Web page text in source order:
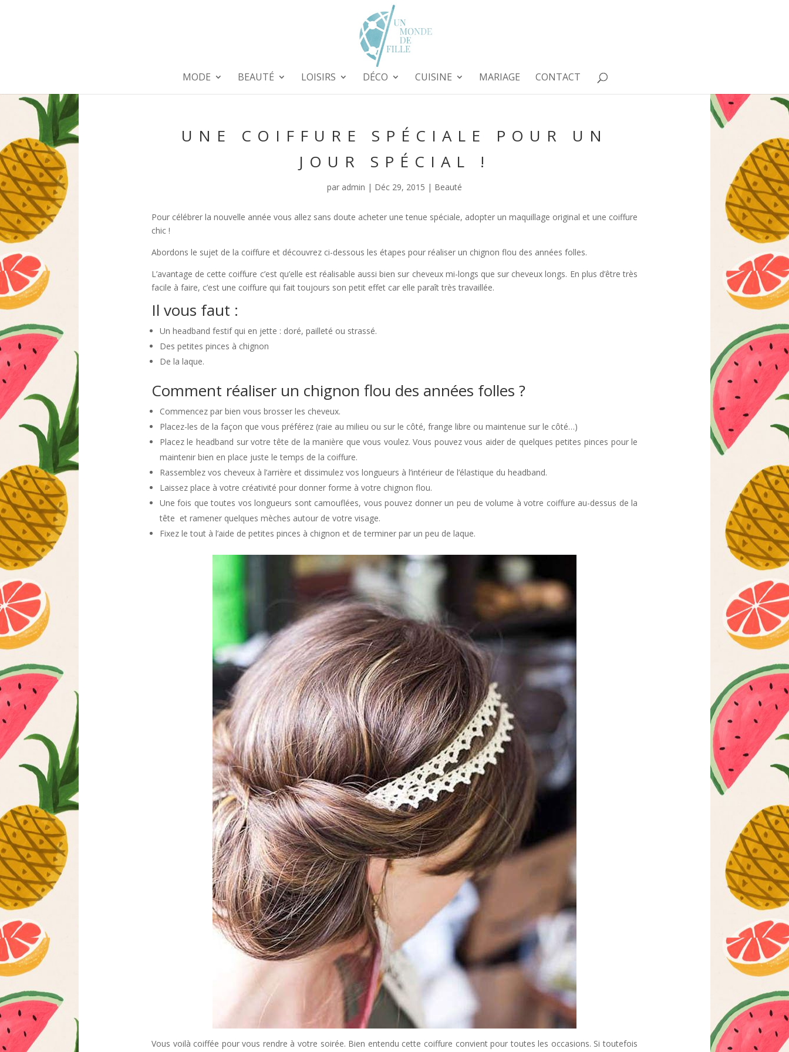
MODE BEAUTÉ LOISIRS DÉCO CUISINE MARIAGE CONTACT
UNE COIFFURE SPÉCIALE POUR UN
JOUR SPÉCIAL !
par admin | Déc 29, 2015 | Beauté
Pour célébrer la nouvelle année vous allez sans doute acheter une tenue spéciale, adopter un maquillage original et une coiffure
chic !
Abordons le sujet de la coiffure et découvrez ci-dessous les étapes pour réaliser un chignon flou des années folles.
L’avantage de cette coiffure c’est qu’elle est réalisable aussi bien sur cheveux mi-longs que sur cheveux longs. En plus d’être très
facile à faire, c’est une coiffure qui fait toujours son petit effet car elle paraît très travaillée.
Il vous faut :
Un headband festif qui en jette : doré, pailleté ou strassé.
Des petites pinces à chignon
De la laque.
Comment réaliser un chignon flou des années folles ?
Commencez par bien vous brosser les cheveux.
Placez-les de la façon que vous préférez (raie au milieu ou sur le côté, frange libre ou maintenue sur le côté…)
Placez le headband sur votre tête de la manière que vous voulez. Vous pouvez vous aider de quelques petites pinces pour le
maintenir bien en place juste le temps de la coiffure.
Rassemblez vos cheveux à l’arrière et dissimulez vos longueurs à l’intérieur de l’élastique du headband.
Laissez place à votre créativité pour donner forme à votre chignon flou.
Une fois que toutes vos longueurs sont camouflées, vous pouvez donner un peu de volume à votre coiffure au-dessus de la
tête et ramener quelques mèches autour de votre visage.
Fixez le tout à l’aide de petites pinces à chignon et de terminer par un peu de laque.
Vous voilà coiffée pour vous rendre à votre soirée. Bien entendu cette coiffure convient pour toutes les occasions. Si toutefois